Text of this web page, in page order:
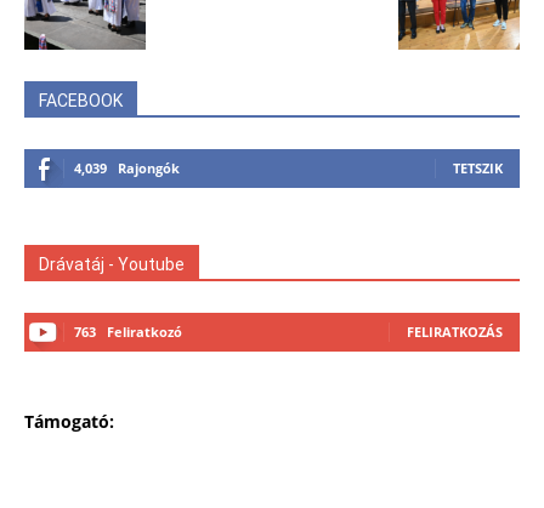
FACEBOOK
4,039 Rajongók TETSZIK
Drávatáj - Youtube
763 Feliratkozó FELIRATKOZÁS
Támogató: